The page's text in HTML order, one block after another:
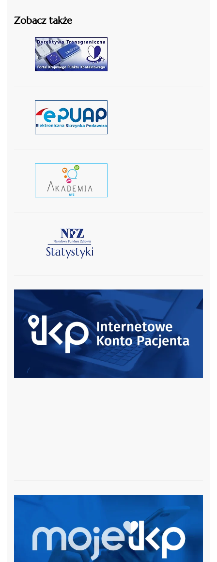
Zobacz także
czytaj więcej
czytaj więcej
czytaj więcej
czytaj więcej